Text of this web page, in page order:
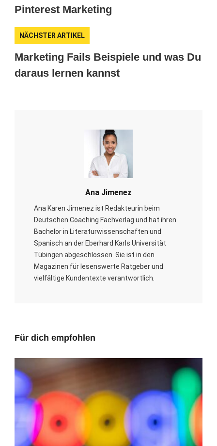
Pinterest Marketing
NÄCHSTER ARTIKEL
Marketing Fails Beispiele und was Du
daraus lernen kannst
Ana Jimenez
Ana Karen Jimenez ist Redakteurin beim
Deutschen Coaching Fachverlag und hat ihren
Bachelor in Literaturwissenschaften und
Spanisch an der Eberhard Karls Universität
Tübingen abgeschlossen. Sie ist in den
Magazinen für lesenswerte Ratgeber und
vielfältige Kundentexte verantwortlich.
Für dich empfohlen